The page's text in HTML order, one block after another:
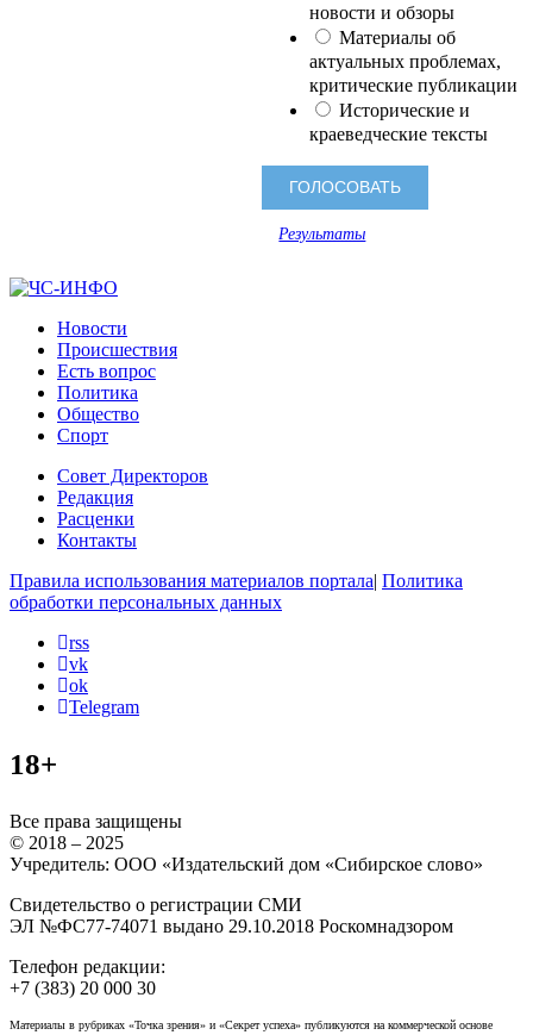
новости и обзоры
Материалы об
актуальных проблемах,
критические публикации
Исторические и
краеведческие тексты
Результаты
Новости
Происшествия
Есть вопрос
Политика
Общество
Спорт
Совет Директоров
Редакция
Расценки
Контакты
Правила использования материалов портала| Политика
обработки персональных данных
rss
vk
ok
Telegram
18+
Все права защищены
© 2018 – 2025
Учредитель: ООО «Издательский дом «Сибирское слово»
Свидетельство о регистрации СМИ
ЭЛ №ФС77-74071 выдано 29.10.2018 Роскомнадзором
Телефон редакции:
+7 (383) 20 000 30
Материалы в рубриках «Точка зрения» и «Секрет успеха» публикуются на коммерческой основе